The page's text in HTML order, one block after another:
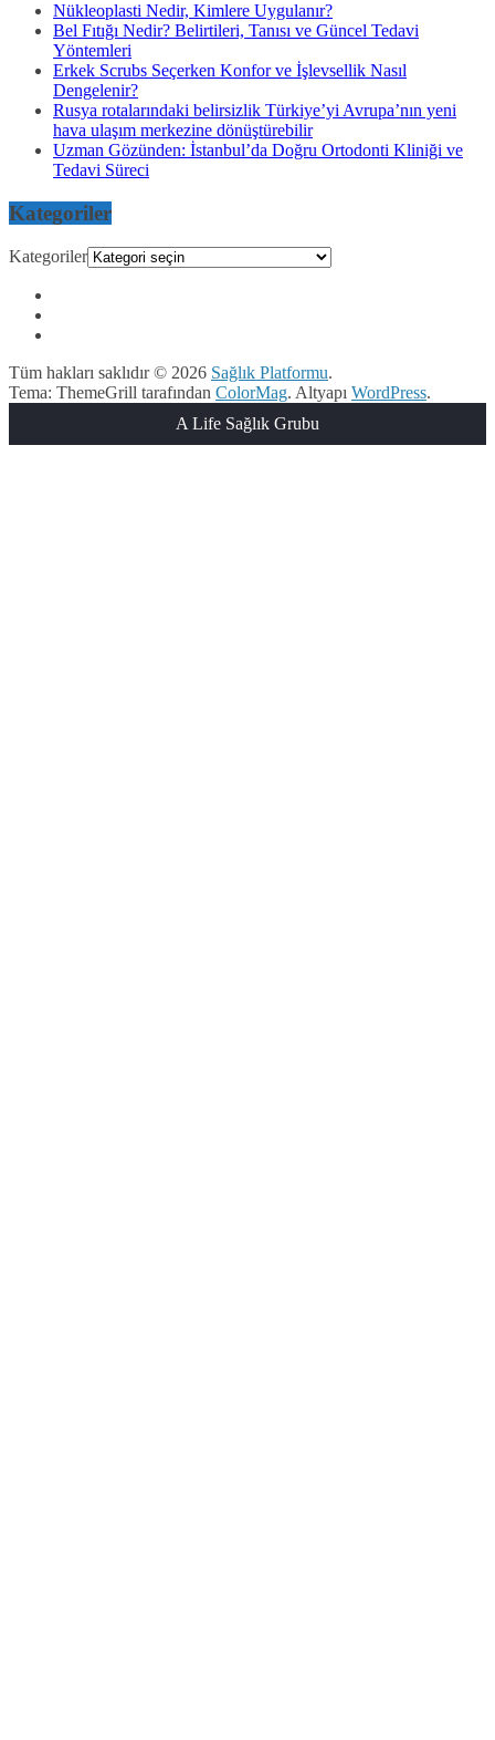
Nükleoplasti Nedir, Kimlere Uygulanır?
Bel Fıtığı Nedir? Belirtileri, Tanısı ve Güncel Tedavi
Yöntemleri
Erkek Scrubs Seçerken Konfor ve İşlevsellik Nasıl
Dengelenir?
Rusya rotalarındaki belirsizlik Türkiye’yi Avrupa’nın yeni
hava ulaşım merkezine dönüştürebilir
Uzman Gözünden: İstanbul’da Doğru Ortodonti Kliniği ve
Tedavi Süreci
Kategoriler
Kategoriler
Tüm hakları saklıdır © 2026 Sağlık Platformu.
Tema: ThemeGrill tarafından ColorMag. Altyapı WordPress.
A Life Sağlık Grubu